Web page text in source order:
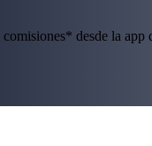
desde la